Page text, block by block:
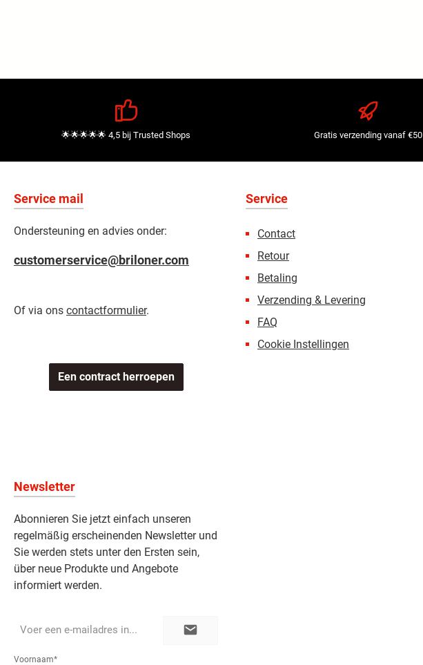
🌟🌟🌟🌟🌟 4,5 bij Trusted Shops Gratis verzending vanaf €50
Service mail
Ondersteuning en advies onder:
customerservice@briloner.com
Of via ons contactformulier.
Een contract herroepen
Service
Contact
Retour
Betaling
Verzending & Levering
FAQ
Cookie Instellingen
Newsletter
Abonnieren Sie jetzt einfach unseren
regelmäßig erscheinenden Newsletter und
Sie werden stets unter den Ersten sein,
über neue Produkte und Angebote
informiert werden.
mailadres*
Voornaam*